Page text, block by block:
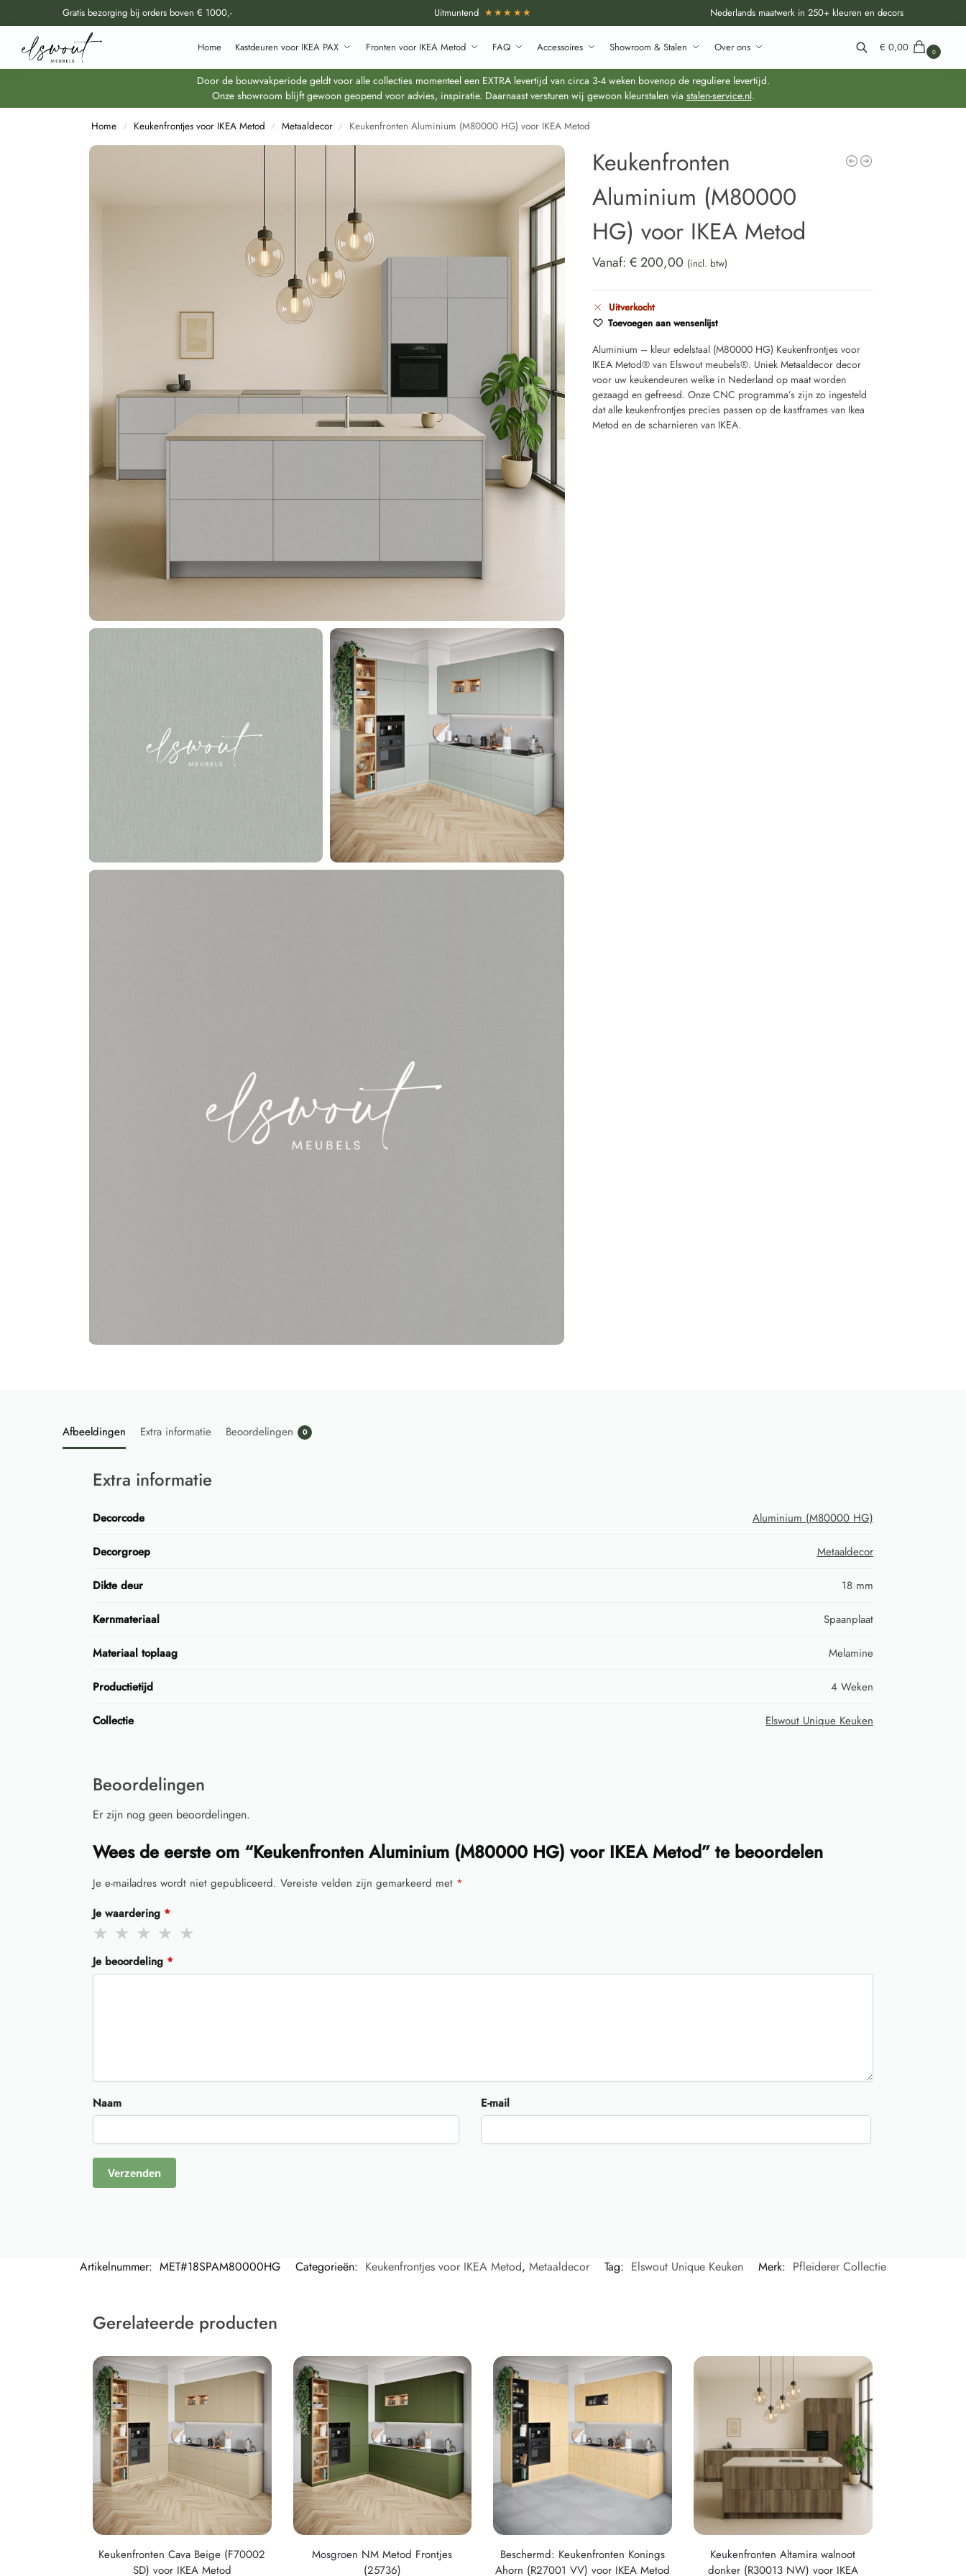
Gratis bezorging bij orders boven € 1000,- Uitmuntend ★★★★★ Nederlands maatwerk in 250+ kleuren en decors
Home Kastdeuren voor IKEA PAX Fronten voor IKEA Metod FAQ Accessoires Showroom & Stalen Over ons
Doorzoek al onze producten
Zoeken
€ 0,00 0
Door de bouwvakperiode geldt voor alle collecties momenteel een EXTRA levertijd van circa 3-4 weken bovenop de reguliere levertijd.
Onze showroom blijft gewoon geopend voor advies, inspiratie. Daarnaast versturen wij gewoon kleurstalen via stalen-service.nl.
Home / Keukenfrontjes voor IKEA Metod / Metaaldecor / Keukenfronten Aluminium (M80000 HG) voor IKEA Metod
Keukenfronten
Aluminium (M80000
HG) voor IKEA Metod
Vanaf:€200,00 (incl. btw)
Uitverkocht
Toevoegen aan wensenlijst
Aluminium – kleur edelstaal (M80000 HG) Keukenfrontjes voor
IKEA Metod® van Elswout meubels®. Uniek Metaaldecor decor
voor uw keukendeuren welke in Nederland op maat worden
gezaagd en gefreesd. Onze CNC programma’s zijn zo ingesteld
dat alle keukenfrontjes precies passen op de kastframes van Ikea
Metod en de scharnieren van IKEA.
Afbeeldingen Extra informatie Beoordelingen 0
Extra informatie
Decorcode Aluminium (M80000 HG)
Decorgroep Metaaldecor
Dikte deur 18 mm
Kernmateriaal Spaanplaat
Materiaal toplaag Melamine
Productietijd 4 Weken
Collectie Elswout Unique Keuken
Beoordelingen
Er zijn nog geen beoordelingen.
Wees de eerste om “Keukenfronten Aluminium (M80000 HG) voor IKEA Metod” te beoordelen
Je e-mailadres wordt niet gepubliceerd. Vereiste velden zijn gemarkeerd met *
Je waardering *
Je beoordeling *
Naam E-mail
Artikelnummer: MET#18SPAM80000HG Categorieën: Keukenfrontjes voor IKEA Metod, Metaaldecor Tag: Elswout Unique Keuken Merk: Pfleiderer Collectie
Gerelateerde producten
Keukenfronten Cava Beige (F70002
SD) voor IKEA Metod
Mosgroen NM Metod Frontjes
(25736)
Beschermd: Keukenfronten Konings
Ahorn (R27001 VV) voor IKEA Metod
Keukenfronten Altamira walnoot
donker (R30013 NW) voor IKEA